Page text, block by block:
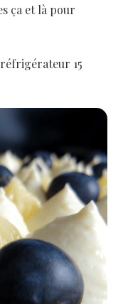
ça et là pour
15